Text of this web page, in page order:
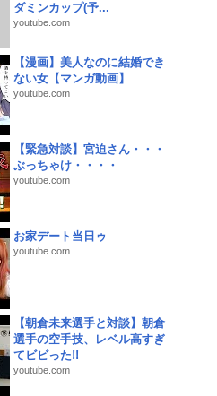
ダミンカップ(予...
youtube.com
【漫画】美人なのに結婚でき
ない女【マンガ動画】
youtube.com
【緊急対談】宮迫さん・・・
ぶっちゃけ・・・・
youtube.com
お家デート当日ゥ
youtube.com
【朝倉未来選手と対談】朝倉
選手の空手技、レベル高すぎ
てビビった!!
youtube.com